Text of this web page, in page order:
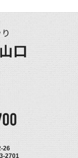
26
2701